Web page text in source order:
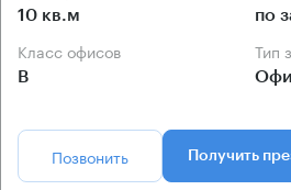
10 кв.м по
Класс офисов
B
Тип
Позвонить Получить